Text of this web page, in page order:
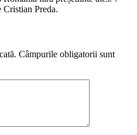
Cristian Preda.
Câmpurile obligatorii sunt